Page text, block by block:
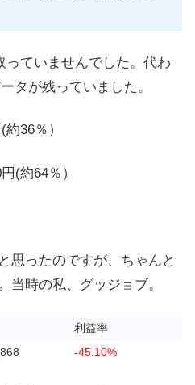
っていませんでした。代わ
タが残っていました。
36％）
(約64％）
思ったのですが、ちゃんと
当時の私、グッジョブ。
利益率
-45.10%